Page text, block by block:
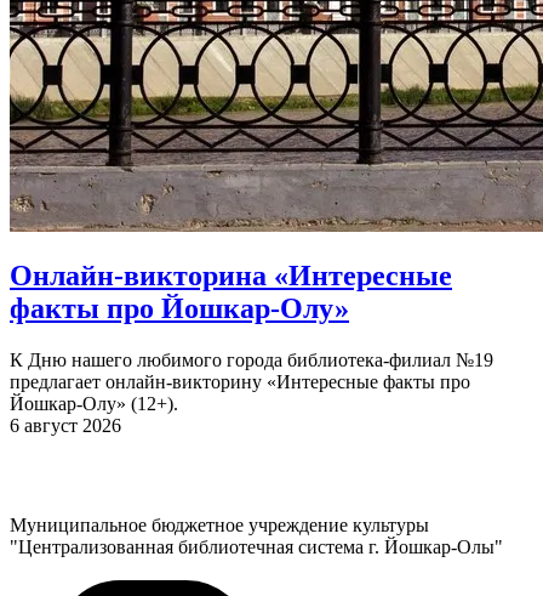
Онлайн-викторина «Интересные
факты про Йошкар-Олу»
К Дню нашего любимого города библиотека-филиал №19
предлагает онлайн-викторину «Интересные факты про
Йошкар-Олу» (12+).
6 август 2026
Муниципальное бюджетное учреждение культуры
"Централизованная библиотечная система г. Йошкар-Олы"